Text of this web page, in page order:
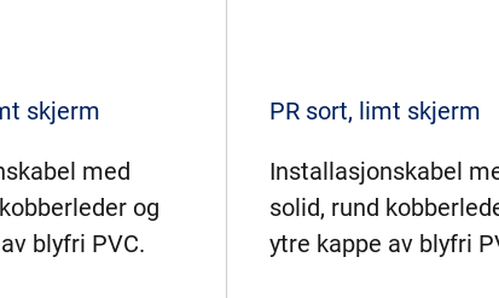
skjerm
med
og
blyfri PVC.
PR sort, limt skjerm
Installasjonskabel
solid, rund
ytre kappe av blyfri